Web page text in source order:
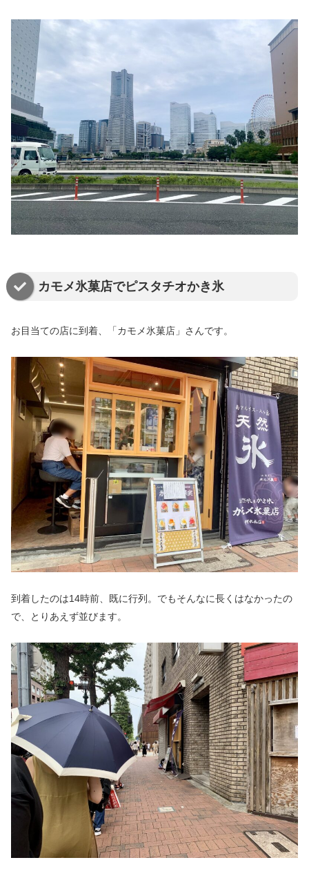
カモメ氷菓店でピスタチオかき氷
お目当ての店に到着、「カモメ氷菓店」さんです。
到着したのは14時前、既に行列。でもそんなに長くはなかったの
で、とりあえず並びます。